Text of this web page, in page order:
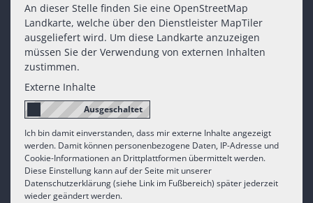
An dieser Stelle finden Sie eine OpenStreetMap
Landkarte, welche über den Dienstleister MapTiler
ausgeliefert wird. Um diese Landkarte anzuzeigen
müssen Sie der Verwendung von externen Inhalten
zustimmen.
Externe Inhalte
Ich bin damit einverstanden, dass mir externe Inhalte angezeigt
werden. Damit können personenbezogene Daten, IP-Adresse und
Cookie-Informationen an Drittplattformen übermittelt werden.
Diese Einstellung kann auf der Seite mit unserer
Datenschutzerklärung (siehe Link im Fußbereich) später jederzeit
wieder geändert werden.